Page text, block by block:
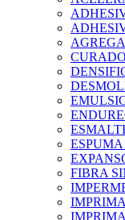
FIBRA